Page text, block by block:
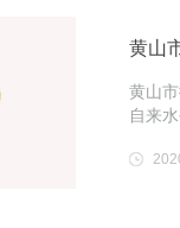
黄山
黄山
自来